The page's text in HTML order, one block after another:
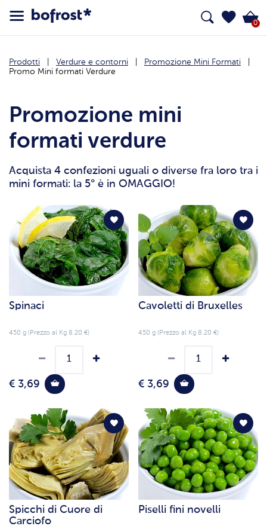
0
Prodotti Verdure e contorni
Promozione Mini Formati
Promo Mini formati Verdure
Promozione mini
formati verdure
Acquista 4 confezioni uguali o diverse fra loro tra i
mini formati: la 5° è in OMAGGIO!
Spinaci
450 g (Prezzo al Kg 8.20 €)
€ 3,69
Cavoletti di Bruxelles
450 g (Prezzo al Kg 8.20 €)
€ 3,69
Spicchi di Cuore di
Carciofo
Piselli fini novelli